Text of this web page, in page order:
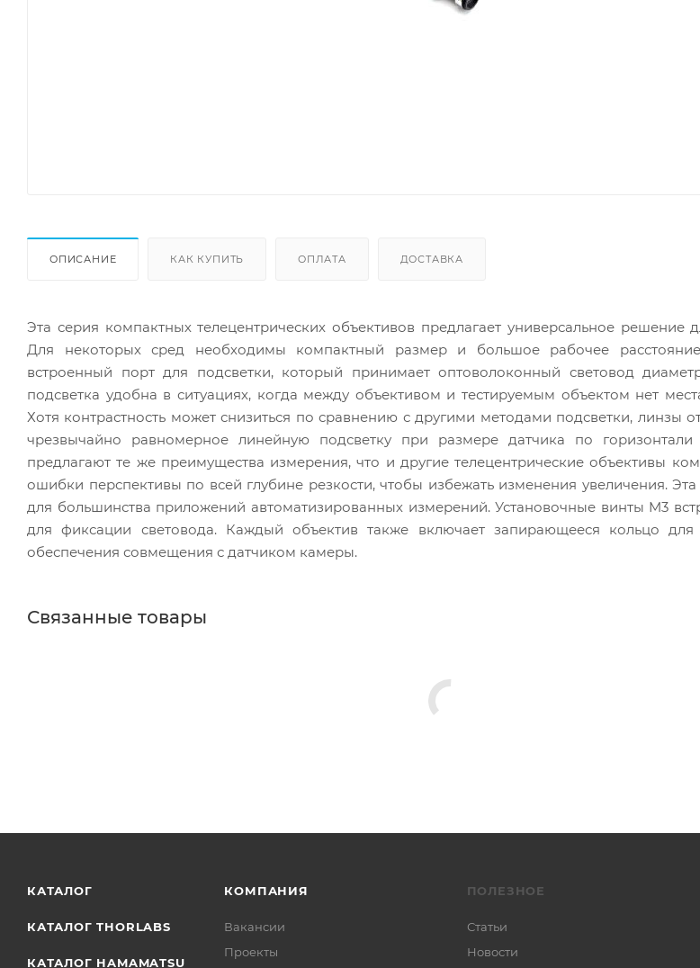
ОПИСАНИЕ КАК КУПИТЬ ОПЛАТА ДОСТАВКА
Эта серия компактных телецентрических объективов предлагает универсальное решение
Для некоторых сред необходимы компактный размер и большое рабочее
встроенный порт для подсветки, который принимает оптоволоконный световод
подсветка удобна в ситуациях, когда между объективом и тестируемым объектом нет
Хотя контрастность может снизиться по сравнению с другими методами подсветки, линзы
чрезвычайно равномерное линейную подсветку при размере датчика по
предлагают те же преимущества измерения, что и другие телецентрические объективы
ошибки перспективы по всей глубине резкости, чтобы избежать изменения увеличения.
для большинства приложений автоматизированных измерений. Установочные винты M3
для фиксации световода. Каждый объектив также включает запирающееся кольцо
обеспечения совмещения с датчиком камеры.
Связанные товары
КАТАЛОГ
КАТАЛОГ THORLABS
КАТАЛОГ HAMAMATSU
КОМПАНИЯ
Вакансии
Проекты
ПОЛЕЗНОЕ
Статьи
Новости